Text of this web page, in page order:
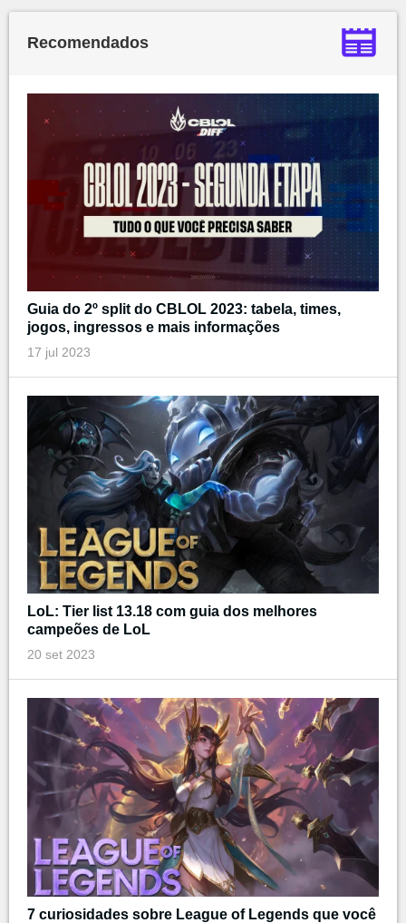
Recomendados
Guia do 2º split do CBLOL 2023: tabela, times,
jogos, ingressos e mais informações
17 jul 2023
LoL: Tier list 13.18 com guia dos melhores
campeões de LoL
20 set 2023
7 curiosidades sobre League of Legends que você